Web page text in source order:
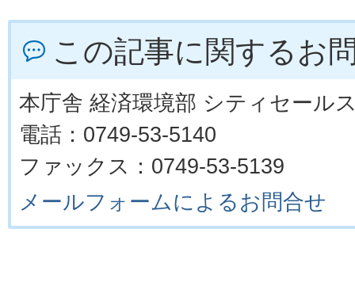
この記事に関するお
本庁舎 経済環境部 シティセール
電話：0749-53-5140
ファックス：0749-53-5139
メールフォームによるお問合せ